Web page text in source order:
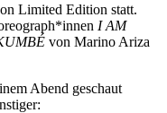
Limited Edition statt.
I AM
von Marino Ariza
Abend geschaut